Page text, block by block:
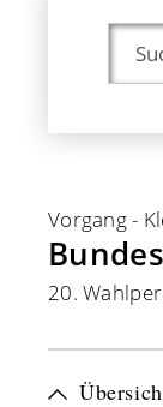
Vorgang-
20.